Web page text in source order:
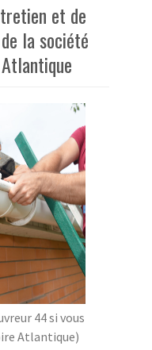
et de
la société
44 si vous
Atlantique)